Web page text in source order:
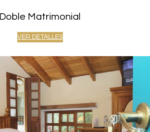
Doble Matrimonial
VER DETALLES